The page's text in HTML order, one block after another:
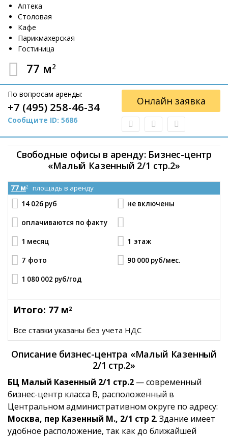
Аптека
Столовая
Кафе
Парикмахерская
Гостиница
77 м2
По вопросам аренды:
+7 (495) 258-46-34
Сообщите ID: 5686
Онлайн заявка
Свободные офисы в аренду: Бизнес-центр
«Малый Казенный 2/1 стр.2»
77 м2
площадь в аренду
14 026 руб
не включены
оплачиваются по факту
1 месяц 1 этаж
7 фото 90 000 руб/мес.
1 080 002 руб/год
Итого: 77 м2
Все ставки указаны без учета НДС
Описание бизнес-центра «Малый Казенный
2/1 стр.2»
БЦ Малый Казенный 2/1 стр.2 — современный
бизнес-центр класса B, расположенный в
Центральном административном округе по адресу:
Москва, пер Казенный М., 2/1 стр 2. Здание имеет
удобное расположение, так как до ближайшей